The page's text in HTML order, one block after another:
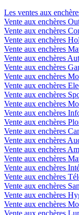
Les ventes aux
Vente aux enchères
Vente aux enchères
Vente aux enchères
Vente aux enchères
Vente aux enchères
Vente aux enchères
Vente aux enchères
Vente aux enchères
Vente aux enchères
Vente aux enchères
Vente aux enchères
Vente aux enchères
Vente aux enchères
Vente aux enchères
Vente aux enchères
Vente aux enchères
Vente aux enchères
Vente aux enchères
Vente aux enchères
Vente aux enchères
Vente aux enchères
Vente aux enchères